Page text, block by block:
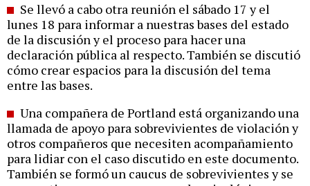
Se llevó a cabo otra reunión el sábado 17 y el
lunes 18 para informar a nuestras bases del estado
de la discusión y el proceso para hacer una
declaración pública al respecto. También se discutió
cómo crear espacios para la discusión del tema
entre las bases.
Una compañera de Portland está organizando una
llamada de apoyo para sobrevivientes de violación y
otros compañeros que necesiten acompañamiento
para lidiar con el caso discutido en este documento.
También se formó un caucus de sobrevivientes y se